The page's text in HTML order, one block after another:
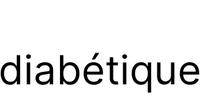
diabétique